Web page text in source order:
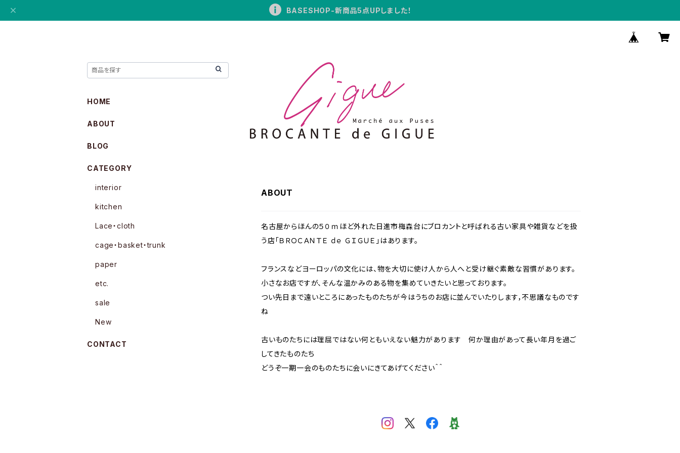
BASESHOP-新商品5点UPしました！
ABOUT
名古屋からほんの５０ｍほど外れた日進市梅森台にブロカントと呼ばれる古い家具や雑貨などを扱
う店「ＢＲＯＣＡＮＴＥ ｄｅ ＧＩＧＵＥ」はあります。
フランスなどヨーロッパの文化には、物を大切に使け人から人へと受け継ぐ素敵な習慣があります。
小さなお店ですが、そんな温かみのある物を集めていきたいと思っております。
つい先日まで遠いところにあったものたちが今はうちのお店に並んでいたりします，不思議なものです
ね
古いものたちには理屈ではない何ともいえない魅力があります 何か理由があって長い年月を過ご
してきたものたち
どうぞ一期一会のものたちに会いにきてあげてください＾＾
HOME
ABOUT
BLOG
CATEGORY
interior
kitchen
Lace・cloth
cage・basket・trunk
paper
etc.
sale
New
CONTACT